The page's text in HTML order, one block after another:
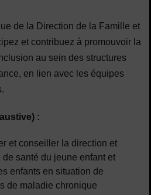
de la Direction de la Famille et
et contribuez à promouvoir la
au sein des structures
en lien avec les équipes
:
et conseiller la direction et
de santé du jeune enfant et
enfants en situation de
de maladie chronique